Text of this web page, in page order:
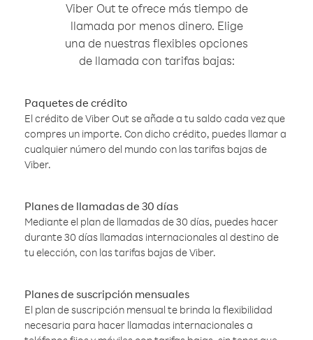
Viber Out te ofrece más tiempo de
llamada por menos dinero. Elige
una de nuestras flexibles opciones
de llamada con tarifas bajas:
Paquetes de crédito
El crédito de Viber Out se añade a tu saldo cada vez que
compres un importe. Con dicho crédito, puedes llamar a
cualquier número del mundo con las tarifas bajas de
Viber.
Planes de llamadas de 30 días
Mediante el plan de llamadas de 30 días, puedes hacer
durante 30 días llamadas internacionales al destino de
tu elección, con las tarifas bajas de Viber.
Planes de suscripción mensuales
El plan de suscripción mensual te brinda la flexibilidad
necesaria para hacer llamadas internacionales a